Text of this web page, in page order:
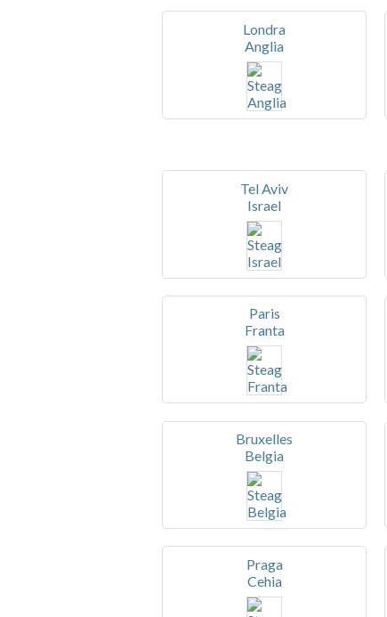
Londra
Anglia
Tel Aviv
Israel
Paris
Franta
Bruxelles
Belgia
Praga
Cehia